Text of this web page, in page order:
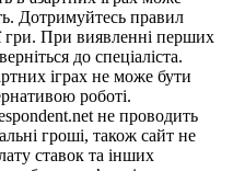
Дотримуйтесь правил
гри. При виявленні перших
до спеціаліста.
іграх не може бути
роботі.
не проводить
гроші, також сайт не
ставок та інших